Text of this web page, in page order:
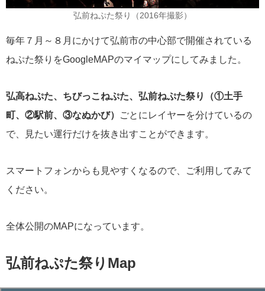
弘前ねぷた祭り（2016年撮影）
毎年７月～８月にかけて弘前市の中心部で開催されている
ねぷた祭りをGoogleMAPのマイマップにしてみました。
弘高ねぷた、ちびっこねぷた、弘前ねぷた祭り（①土手
町、②駅前、③なぬかび）
ごとにレイヤーを分けているの
で、見たい運行だけを抜き出すことができます。
スマートフォンからも見やすくなるので、ご利用してみて
ください。
全体公開のMAPになっています。
弘前ねぷた祭りMap